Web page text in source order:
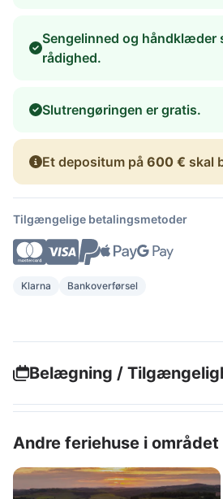
Sengelinned og håndklæder
rådighed.
Slutrengøringen er gratis.
Et depositum på 600 € skal
Tilgængelige betalingsmetoder
Klarna Bankoverførsel
Belægning /
Andre feriehuse i området